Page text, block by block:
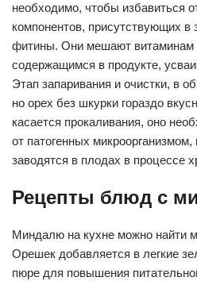
необходимо, чтобы избавиться
компонентов, присутствующих в
фитины. Они мешают витаминам
содержащимся в продукте,
Этап запаривания и очистки, в
но орех без шкурки гораздо
касается прокаливания, оно
от патогенных
заводятся в плодах в процессе
Рецепты блюд с
Миндалю на кухне можно найти
Орешек добавляется в легкие
пюре для повышения